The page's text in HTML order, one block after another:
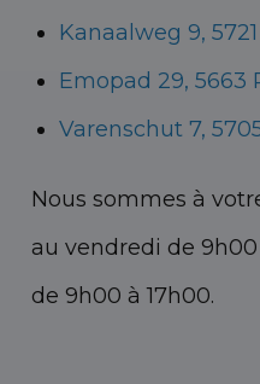
Kanaalweg 9,
Emopad 29, 5663
Varenschut 7,
Nous sommes à
au vendredi de
de 9h00 à 17h00.